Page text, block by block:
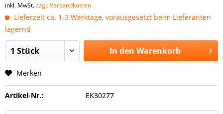
inkl. MwSt.zzgl. Versandkosten
Lieferzeit ca. 1-3 Werktage, vorausgesetzt beim Lieferanten
lagernd
In den Warenkorb
Merken
Artikel-Nr.: EK30277